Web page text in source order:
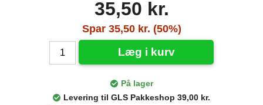
35,50 kr.
Spar 35,50 kr. (50%)
Læg i kurv
På lager
Levering til GLS Pakkeshop 39,00 kr.